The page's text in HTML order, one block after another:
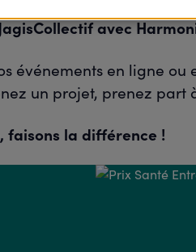
avec
événements en ligne
un projet, prenez
faisons la différence !